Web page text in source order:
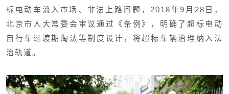
标电动车流入市场、非法上路问题，2018年9月28日，
北京市人大常委会审议通过《条例》，明确了超标电动
自行车过渡期淘汰等制度设计，将超标车辆治理纳入法
治轨道。